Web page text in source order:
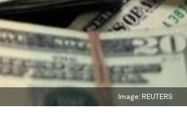
Image: REUTERS